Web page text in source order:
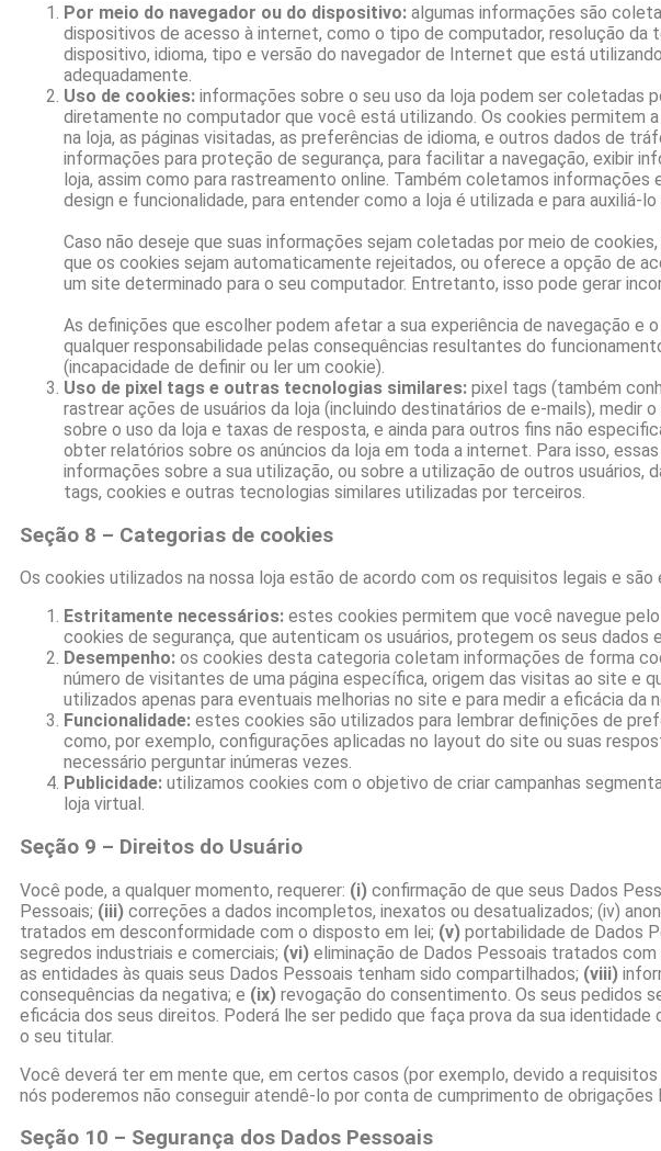
Por meio do navegador ou do dispositivo: algumas informações são
dispositivos de acesso à internet, como o tipo de computador, resolução
dispositivo, idioma, tipo e versão do navegador de Internet que está
adequadamente.
Uso de cookies: informações sobre o seu uso da loja podem ser coletadas
diretamente no computador que você está utilizando. Os cookies
na loja, as páginas visitadas, as preferências de idioma, e outros dados de
informações para proteção de segurança, para facilitar a navegação, exibir
loja, assim como para rastreamento online. Também coletamos
design e funcionalidade, para entender como a loja é utilizada e para auxiliá-
Caso não deseje que suas informações sejam coletadas por meio de
que os cookies sejam automaticamente rejeitados, ou oferece a opção de
um site determinado para o seu computador. Entretanto, isso pode gerar
As definições que escolher podem afetar a sua experiência de navegação
qualquer responsabilidade pelas consequências resultantes do
(incapacidade de definir ou ler um cookie).
Uso de pixel tags e outras tecnologias similares: pixel tags (também
rastrear ações de usuários da loja (incluindo destinatários de e-mails),
sobre o uso da loja e taxas de resposta, e ainda para outros fins não
obter relatórios sobre os anúncios da loja em toda a internet. Para isso,
informações sobre a sua utilização, ou sobre a utilização de outros
tags, cookies e outras tecnologias similares utilizadas por terceiros.
Seção 8 – Categorias de cookies
Os cookies utilizados na nossa loja estão de acordo com os requisitos legais e
Estritamente necessários: estes cookies permitem que você navegue
cookies de segurança, que autenticam os usuários, protegem os seus dados
Desempenho: os cookies desta categoria coletam informações de forma
número de visitantes de uma página específica, origem das visitas ao site e
utilizados apenas para eventuais melhorias no site e para medir a eficácia da
Funcionalidade: estes cookies são utilizados para lembrar definições de
como, por exemplo, configurações aplicadas no layout do site ou suas
necessário perguntar inúmeras vezes.
Publicidade: utilizamos cookies com o objetivo de criar campanhas
loja virtual.
Seção 9 – Direitos do Usuário
Você pode, a qualquer momento, requerer: (i) confirmação de que seus Dados
Pessoais; (iii) correções a dados incompletos, inexatos ou desatualizados; (iv)
tratados em desconformidade com o disposto em lei; (v) portabilidade de Dados
segredos industriais e comerciais; (vi) eliminação de Dados Pessoais tratados
as entidades às quais seus Dados Pessoais tenham sido compartilhados; (viii)
consequências da negativa; e (ix) revogação do consentimento. Os seus pedidos
eficácia dos seus direitos. Poderá lhe ser pedido que faça prova da sua
o seu titular.
Você deverá ter em mente que, em certos casos (por exemplo, devido a
nós poderemos não conseguir atendê-lo por conta de cumprimento de obrigações
Seção 10 – Segurança dos Dados Pessoais